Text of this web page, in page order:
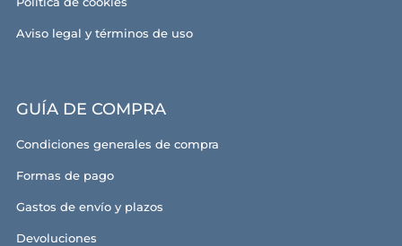
Aviso legal y términos de uso
GUÍA DE COMPRA
Condiciones generales de compra
Formas de pago
Gastos de envío y plazos
Devoluciones